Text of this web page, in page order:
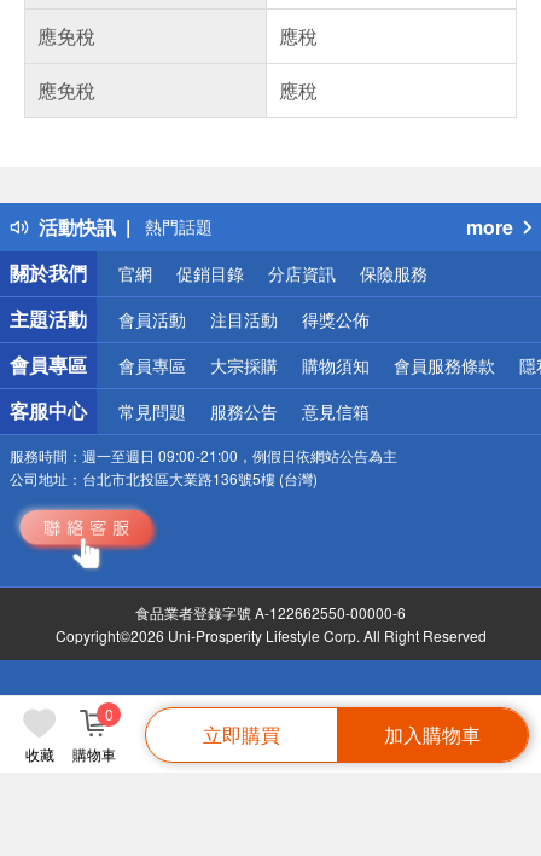
收藏 購物車
0
立即購買 加入購物車
應免稅
應稅
應免稅
應稅
活動快訊
得獎公告
熱門話題
銀行優惠
偏遠地區配送
詐騙網頁！請小心！
more
關於我們
官網 促銷目錄 分店資訊 保險服務
主題活動 會員活動 注目活動 得獎公佈
會員專區 會員專區 大宗採購 購物須知 會員服務條款 隱
客服中心 常見問題 服務公告 意見信箱
服務時間： 週一至週日 09:00-21:00，例假日依網站公告為主
公司地址： 台北市北投區大業路136號5樓 (台灣)
食品業者登錄字號 A-122662550-00000-6
Copyright©2026 Uni-Prosperity Lifestyle Corp. All Right Reserved